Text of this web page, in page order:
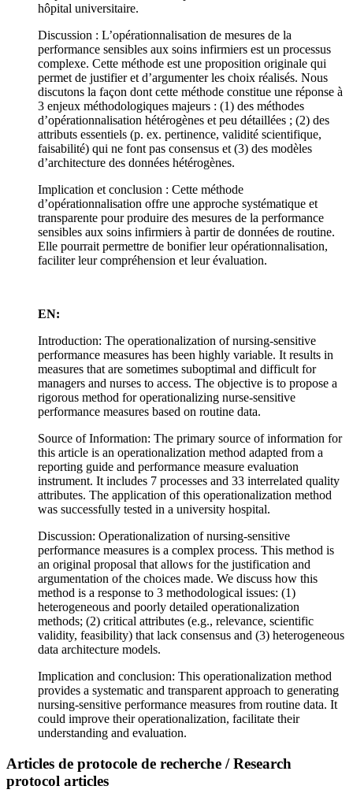
hôpital universitaire.
Discussion : L’opérationnalisation de mesures de la
performance sensibles aux soins infirmiers est un processus
complexe. Cette méthode est une proposition originale qui
permet de justifier et d’argumenter les choix réalisés. Nous
discutons la façon dont cette méthode constitue une réponse à
3 enjeux méthodologiques majeurs : (1) des méthodes
d’opérationnalisation hétérogènes et peu détaillées ; (2) des
attributs essentiels (p. ex. pertinence, validité scientifique,
faisabilité) qui ne font pas consensus et (3) des modèles
d’architecture des données hétérogènes.
Implication et conclusion : Cette méthode
d’opérationnalisation offre une approche systématique et
transparente pour produire des mesures de la performance
sensibles aux soins infirmiers à partir de données de routine.
Elle pourrait permettre de bonifier leur opérationnalisation,
faciliter leur compréhension et leur évaluation.
EN:
Introduction: The operationalization of nursing-sensitive
performance measures has been highly variable. It results in
measures that are sometimes suboptimal and difficult for
managers and nurses to access. The objective is to propose a
rigorous method for operationalizing nurse-sensitive
performance measures based on routine data.
Source of Information: The primary source of information for
this article is an operationalization method adapted from a
reporting guide and performance measure evaluation
instrument. It includes 7 processes and 33 interrelated quality
attributes. The application of this operationalization method
was successfully tested in a university hospital.
Discussion: Operationalization of nursing-sensitive
performance measures is a complex process. This method is
an original proposal that allows for the justification and
argumentation of the choices made. We discuss how this
method is a response to 3 methodological issues: (1)
heterogeneous and poorly detailed operationalization
methods; (2) critical attributes (e.g., relevance, scientific
validity, feasibility) that lack consensus and (3) heterogeneous
data architecture models.
Implication and conclusion: This operationalization method
provides a systematic and transparent approach to generating
nursing-sensitive performance measures from routine data. It
could improve their operationalization, facilitate their
understanding and evaluation.
Articles de protocole de recherche / Research
protocol articles